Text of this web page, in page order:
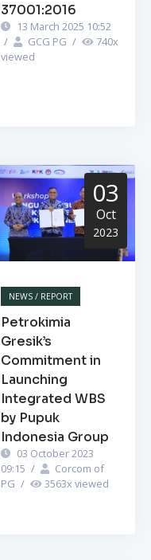
37001:2016
13 March 2025 10:52
/
GCG PG / 740x
viewed
03
Oct
2023
NEWS / REPORT
Petrokimia
Gresik’s
Commitment in
Launching
Integrated WBS
by Pupuk
Indonesia Group
03 October 2023
09:15 /
Corcom of
PG / 3563x viewed